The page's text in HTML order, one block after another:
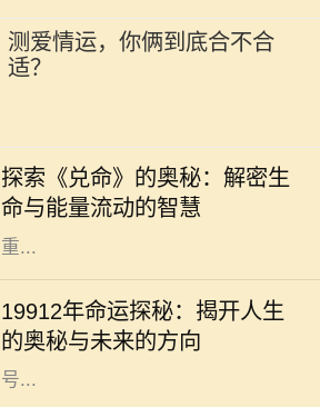
测爱情运，你俩到底合不合
适？
探索《兑命》的奥秘：解密生
命与能量流动的智慧
经典之作，不仅传承了千年智慧，更
为我们提供了洞察生活与生命的独特
视角。其中，《兑命》作为易经中的
重...
19912年命运探秘：揭开人生
的奥秘与未来的方向
在我们的生命旅程中，许多人常常会
好奇自己命运的轨迹以及未来的走
向，而“19912年”这一数字又代表着
什么呢？它可能是一个深奥的命理符
号...
生肖猪是中国传统文化中的一种重要